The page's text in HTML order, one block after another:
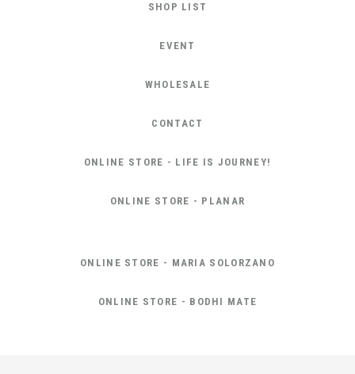
SHOP LIST
EVENT
WHOLESALE
CONTACT
ONLINE STORE - LIFE IS JOURNEY!
ONLINE STORE - PLANAR
ONLINE STORE - MARIA SOLORZANO
ONLINE STORE - BODHI MATE